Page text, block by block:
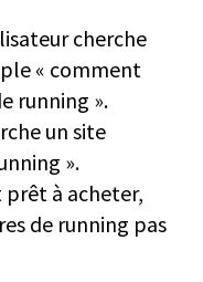
cherche
« comment
running ».
un site
».
prêt à acheter,
de running pas